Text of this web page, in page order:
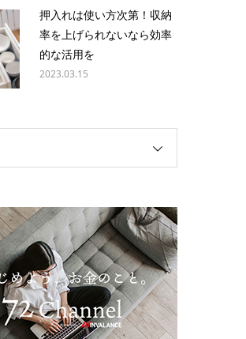
押入れは使い方次第！収納
率を上げられないなら効率
的な活用を
2023.03.15